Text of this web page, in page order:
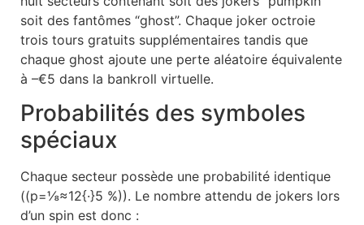
soit des fantômes “ghost”. Chaque joker octroie
trois tours gratuits supplémentaires tandis que
chaque ghost ajoute une perte aléatoire équivalente
à –€5 dans la bankroll virtuelle.
Probabilités des symboles
spéciaux
Chaque secteur possède une probabilité identique
((p=⅛≈12{·}5 %)). Le nombre attendu de jokers lors
d’un spin est donc :